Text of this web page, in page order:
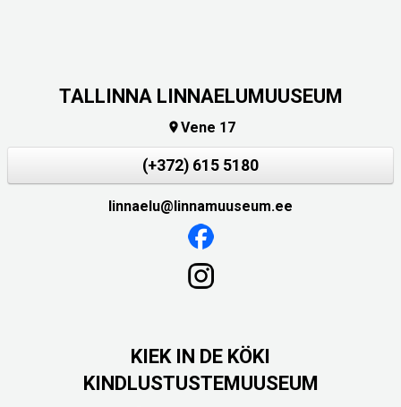
TALLINNA LINNAELUMUUSEUM
Vene 17
(+372) 615 5180
linnaelu@linnamuuseum.ee
KIEK IN DE KÖKI
KINDLUSTUSTEMUUSEUM